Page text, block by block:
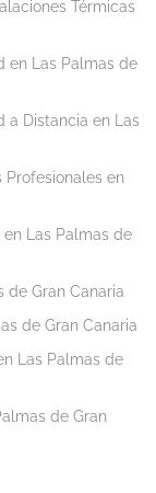
Térmicas
en Las Palmas de
a Distancia en Las
Profesionales en
Las Palmas de
de Gran Canaria
de Gran Canaria
Las Palmas de
de Gran